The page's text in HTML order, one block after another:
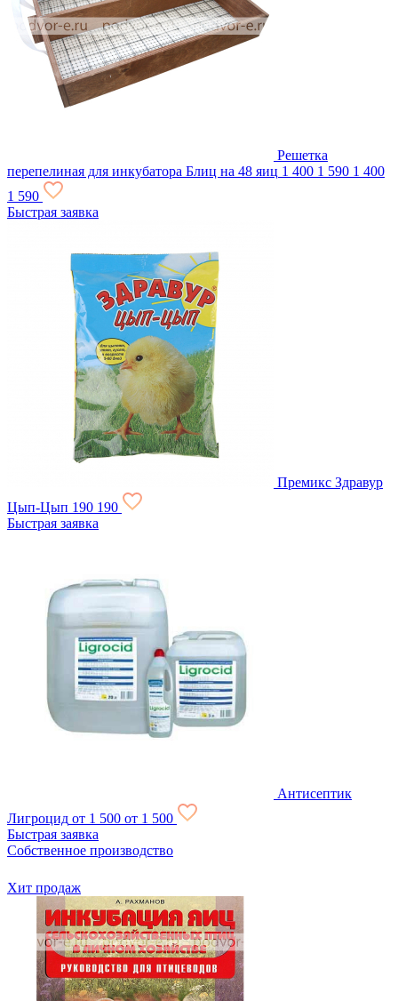
Решетка
перепелиная для инкубатора Блиц на 48 яиц 1 400 1 590 1 400
1 590
Быстрая заявка
Премикс Здравур
Цып-Цып 190 190
Быстрая заявка
Антисептик
Лигроцид от 1 500 от 1 500
Быстрая заявка
Собственное производство
Хит продаж